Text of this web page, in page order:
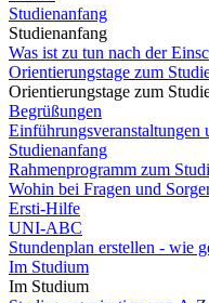
Studienanfang
Studienanfang
Was ist zu tun nach der
Orientierungstage zum
Orientierungstage zum
Begrüßungen
Einführungsveranstaltungen
Studienanfang
Rahmenprogramm zum
Wohin bei Fragen und
Ersti-Hilfe
UNI-ABC
Stundenplan erstellen - wie
Im Studium
Im Studium